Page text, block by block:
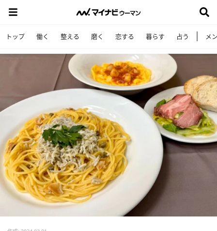
トップ 働く 整える 磨く 恋する 暮らす 占う メ